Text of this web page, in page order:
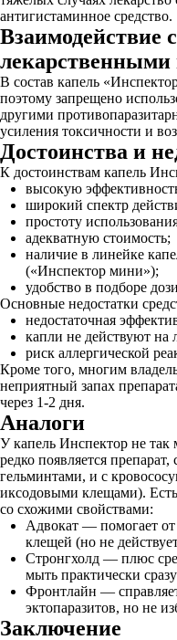
антигистаминное средство.
Взаимодействие
лекарственными
В состав капель
поэтому запрещено
другими
усиления токсичности и
Достоинства и
К достоинствам капель
высокую
широкий спектр
простоту
адекватную стоимость;
наличие в линейке
(«Инспектор мини»);
удобство в подборе
Основные недостатки
недостаточная
капли не действуют на
риск аллергической
Кроме того, многим
неприятный запах
через 1-2 дня.
Аналоги
У капель Инспектор не так
редко появляется
гельминтами, и с
иксодовыми клещами). Есть
со схожими свойствами:
Адвокат — помогает от
клещей (но не
Стронгхолд — плюс
мыть практически
Фронтлайн —
эктопаразитов, но не
Заключение